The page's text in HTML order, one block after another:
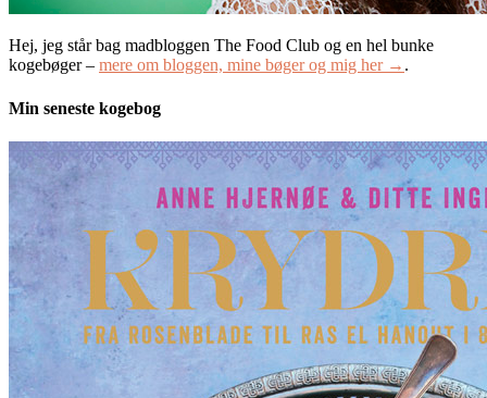
Hej, jeg står bag madbloggen The Food Club og en hel bunke
kogebøger – mere om bloggen, mine bøger og mig her → .
Min seneste kogebog